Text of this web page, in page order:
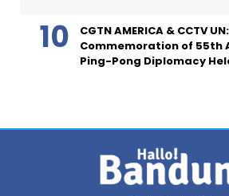
CGTN AMERICA & CCTV UN:
Commemoration of 55th
Ping-Pong Diplomacy